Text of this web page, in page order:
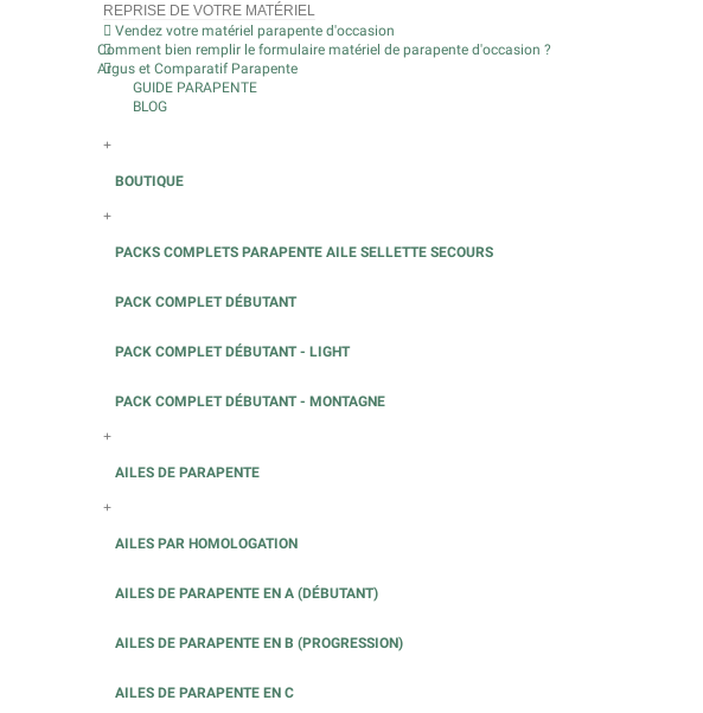
REPRISE DE VOTRE MATÉRIEL
Vendez votre matériel parapente d'occasion
Comment bien remplir le formulaire matériel de parapente d'occasion ?
Argus et Comparatif Parapente
GUIDE PARAPENTE
BLOG
+
BOUTIQUE
+
PACKS COMPLETS PARAPENTE AILE SELLETTE SECOURS
PACK COMPLET DÉBUTANT
PACK COMPLET DÉBUTANT - LIGHT
PACK COMPLET DÉBUTANT - MONTAGNE
+
AILES DE PARAPENTE
+
AILES PAR HOMOLOGATION
AILES DE PARAPENTE EN A (DÉBUTANT)
AILES DE PARAPENTE EN B (PROGRESSION)
AILES DE PARAPENTE EN C